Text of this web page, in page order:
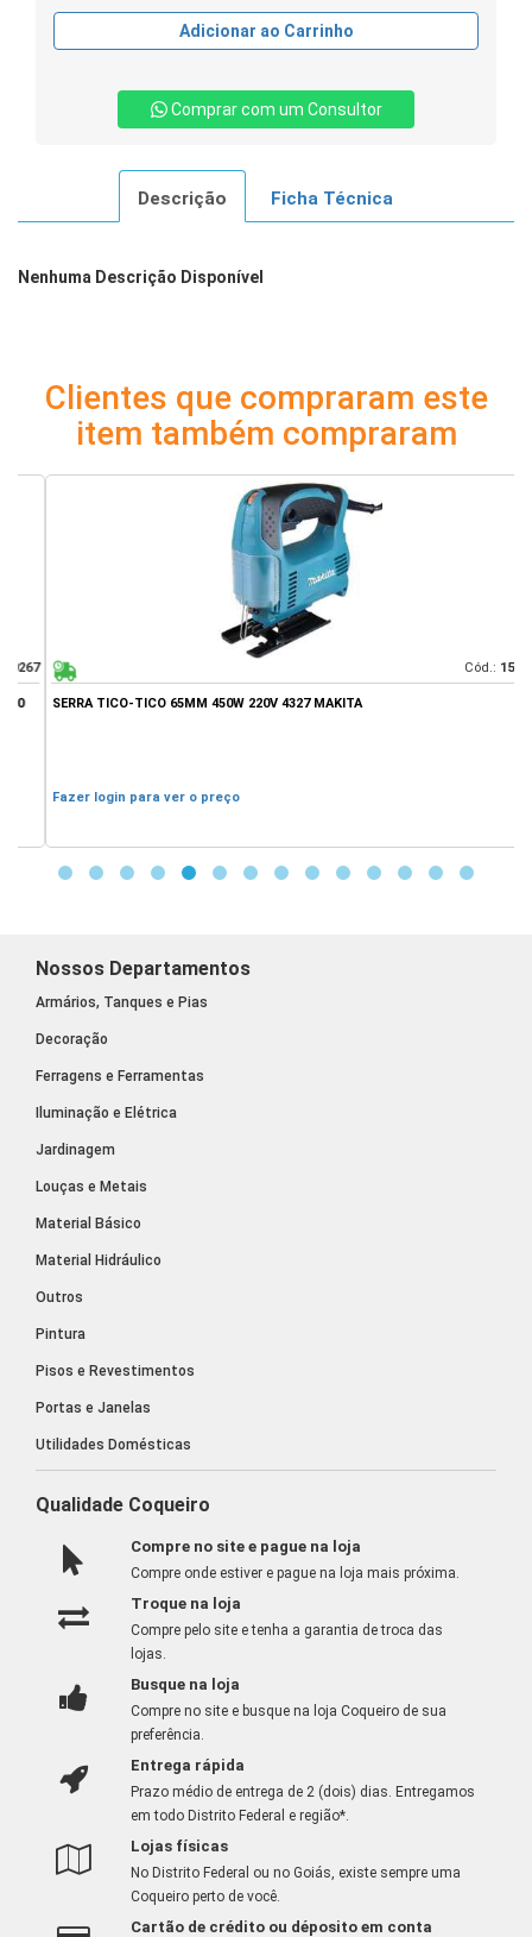
Adicionar ao Carrinho
Comprar com um Consultor
Descrição Ficha Técnica
Nenhuma Descrição Disponível
Clientes que compraram este
item também compraram
Cód.:15635
SERRA TICO-TICO 65MM 450W 220V 4327 MAKITA
Fazer login para ver o preço
Nossos Departamentos
Armários, Tanques e Pias
Decoração
Ferragens e Ferramentas
Iluminação e Elétrica
Jardinagem
Louças e Metais
Material Básico
Material Hidráulico
Outros
Pintura
Pisos e Revestimentos
Portas e Janelas
Utilidades Domésticas
Qualidade Coqueiro
Compre no site e pague na loja
Compre onde estiver e pague na loja mais próxima.
Troque na loja
Compre pelo site e tenha a garantia de troca das
lojas.
Busque na loja
Compre no site e busque na loja Coqueiro de sua
preferência.
Entrega rápida
Prazo médio de entrega de 2 (dois) dias. Entregamos
em todo Distrito Federal e região*.
Lojas físicas
No Distrito Federal ou no Goiás, existe sempre uma
Coqueiro perto de você.
Cartão de crédito ou déposito em conta